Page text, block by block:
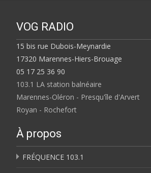
VOG RADIO
15 bis rue Dubois-Meynardie
17320 Marennes-Hiers-Brouage
05 17 25 36 90
103.1 LA station balnéaire
Marennes-Oléron - Presqu'île d'Arvert
Royan - Rochefort
À propos
FRÉQUENCE 103.1